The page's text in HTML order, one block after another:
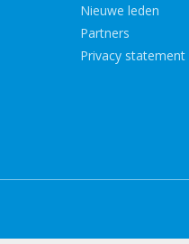
Nieuwe leden
Partners
Privacy statement